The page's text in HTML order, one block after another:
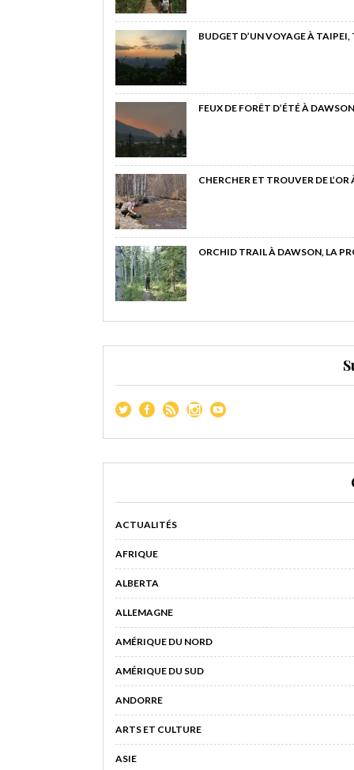
BUDGET D’UN VOYAGE À
FEUX DE FORÊT D’ÉTÉ À
CHERCHER ET TROUVER DE
ORCHID TRAIL À DAWSON, LA
ACTUALITÉS
AFRIQUE
ALBERTA
ALLEMAGNE
AMÉRIQUE DU NORD
AMÉRIQUE DU SUD
ANDORRE
ARTS ET CULTURE
ASIE